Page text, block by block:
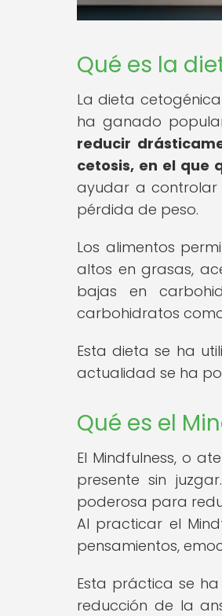
Qué es la
La dieta
ha ganado
reducir
cetosis, en el que
ayudar a controlar
pérdida de peso.
Los alimentos
altos en grasas,
bajas en
carbohidratos
Esta dieta se ha
actualidad se ha
Qué es el
El Mindfulness, o
presente sin
poderosa para
Al practicar el
pensamientos,
Esta práctica se
reducción de la